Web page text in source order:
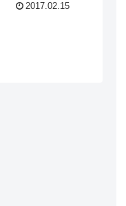
2017.02.15